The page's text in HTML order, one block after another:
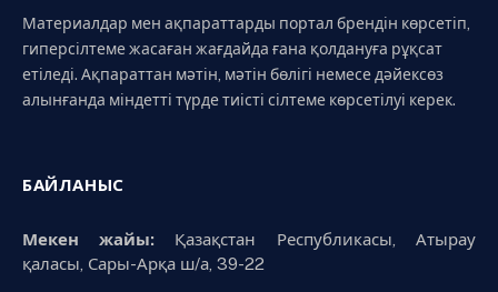
Материалдар мен ақпараттарды портал брендін көрсетіп,
гиперсілтеме жасаған жағдайда ғана қолдануға рұқсат
етіледі. Ақпараттан мәтін, мәтін бөлігі немесе дәйексөз
алынғанда міндетті түрде тиісті сілтеме көрсетілуі керек.
БАЙЛАНЫС
Мекен жайы:Қазақстан Республикасы, Атырау
қаласы, Сары-Арқа ш/а, 39-22